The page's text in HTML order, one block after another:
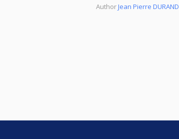
AuthorJean Pierre DURAND